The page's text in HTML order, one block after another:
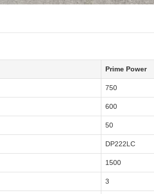
Prime Power
750
600
50
DP222LC
1500
3